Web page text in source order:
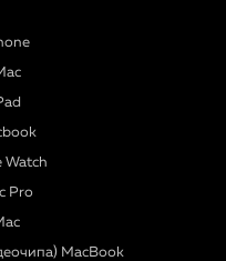
Watch
Pro
MacBook